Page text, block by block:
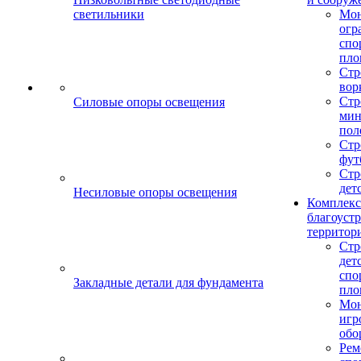
светильники
Силовые опоры освещения
Несиловые опоры освещения
Закладные детали для фундамента